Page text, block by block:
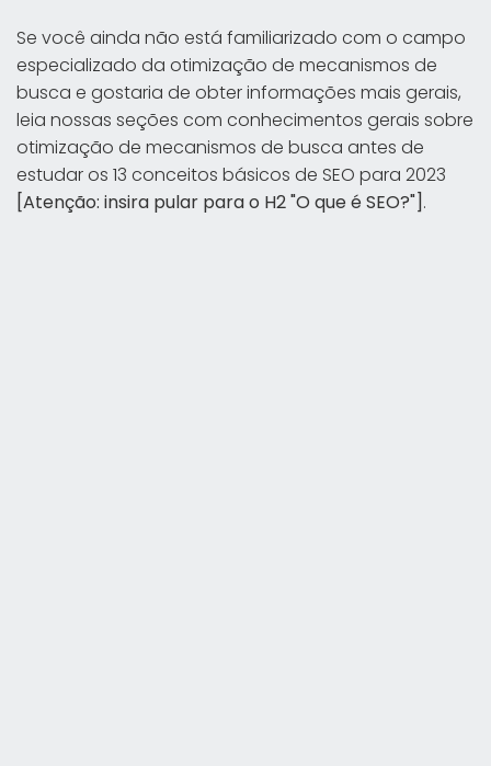
Se você ainda não está familiarizado com o campo
especializado da otimização de mecanismos de
busca e gostaria de obter informações mais gerais,
leia nossas seções com conhecimentos gerais sobre
otimização de mecanismos de busca antes de
estudar os 13 conceitos básicos de SEO para 2023
[Atenção: insira pular para o H2 "O que é SEO?"].